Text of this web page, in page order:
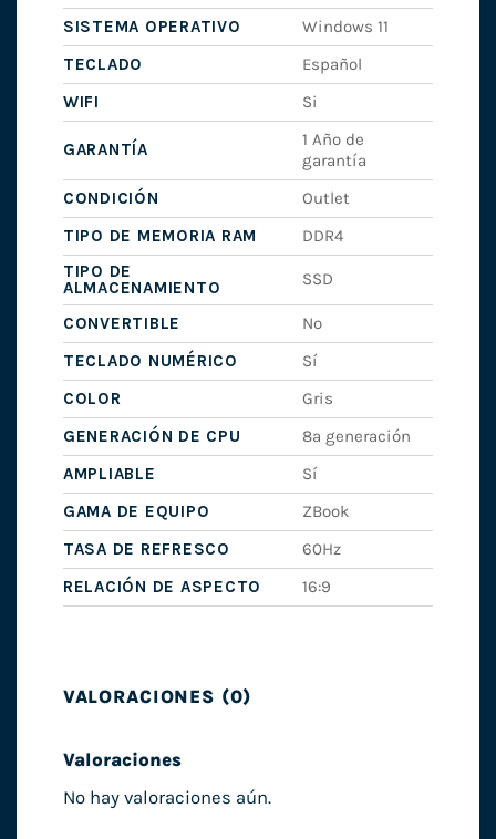
SISTEMA OPERATIVO
Windows 11
TECLADO
Español
WIFI
Si
GARANTÍA
1 Año de
garantía
CONDICIÓN
Outlet
TIPO DE MEMORIA RAM
DDR4
TIPO DE
ALMACENAMIENTO
SSD
CONVERTIBLE
No
TECLADO NUMÉRICO
Sí
COLOR
Gris
GENERACIÓN DE CPU
8ª generación
AMPLIABLE
Sí
GAMA DE EQUIPO
ZBook
TASA DE REFRESCO
60Hz
RELACIÓN DE ASPECTO
16:9
VALORACIONES (0)
Valoraciones
No hay valoraciones aún.